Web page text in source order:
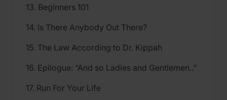
13. Beginners 101
14. Is There Anybody Out There?
15. The Law According to Dr. Kippah
16. Epilogue: “And so Ladies and Gentlemen..”
17. Run For Your Life